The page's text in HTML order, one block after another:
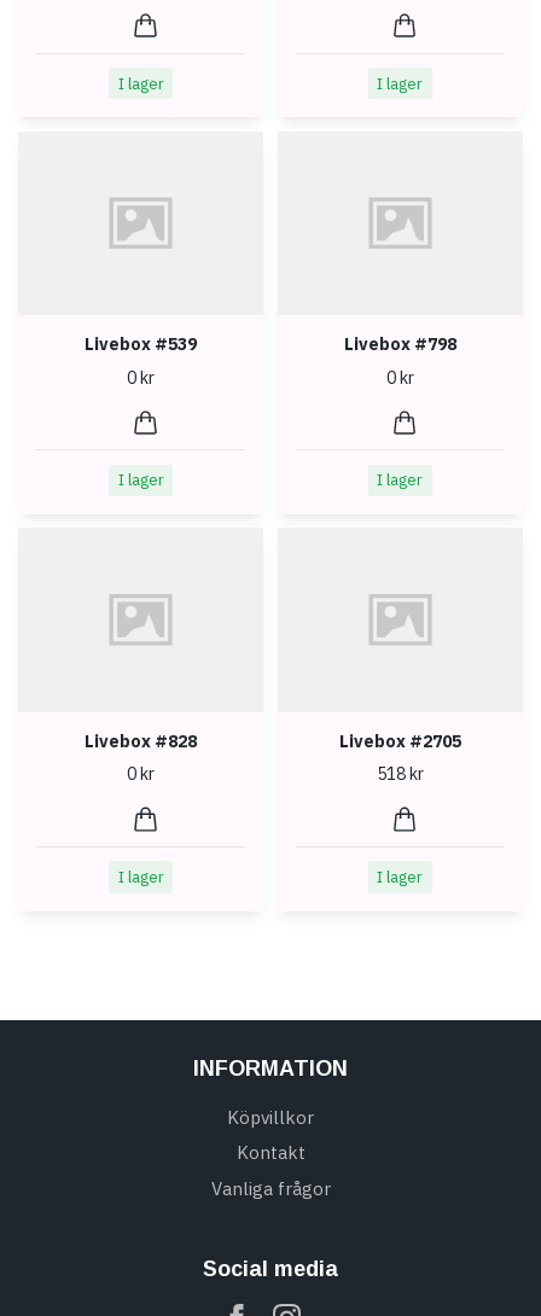
I lager I lager
Livebox #539
0 kr
I lager
Livebox #798
0 kr
I lager
Livebox #828
0 kr
I lager
Livebox #2705
518 kr
I lager
INFORMATION
Köpvillkor
Kontakt
Vanliga frågor
Social media